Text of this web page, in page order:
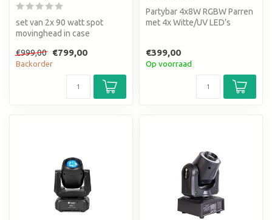
set van 2x 90 watt spot
movinghead in case
prisma, f...
€999,00 €799,00
Backorder
Partybar 4x8W RGBW Parren
met 4x Witte/UV LED’s
€399,00
Op voorraad